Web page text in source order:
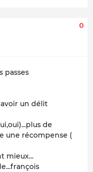
0
passes
un délit
de
une récompense (
mieux...